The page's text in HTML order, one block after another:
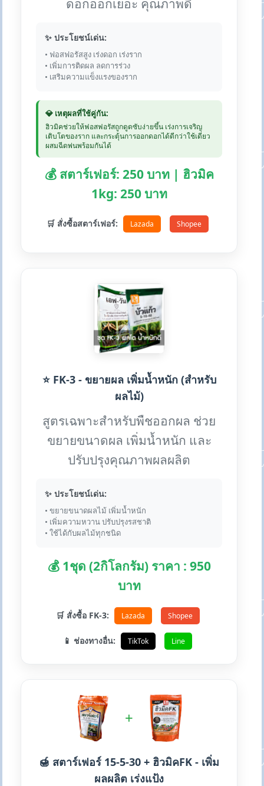
ดอกออกเยอะ คุณภาพดี
✨ ประโยชน์เด่น:
• ฟอสฟอรัสสูง เร่งดอก เร่งราก
• เพิ่มการติดผล ลดการร่วง
• เสริมความแข็งแรงของราก
💎 เหตุผลที่ใช้คู่กัน:
ฮิวมิคช่วยให้ฟอสฟอรัสถูกดูดซับง่ายขึ้น เร่งการเจริญ
เติบโตของราก และกระตุ้นการออกดอกได้ดีกว่าใช้เดี่ยว
ผสมฉีดพ่นพร้อมกันได้
💰 สตาร์เฟอร์: 250 บาท | ฮิวมิค
1kg: 250 บาท
🛒 สั่งซื้อสตาร์เฟอร์: Lazada Shopee
⭐ FK-3 - ขยายผล เพิ่มน้ำหนัก (สำหรับ
ผลไม้)
สูตรเฉพาะสำหรับพืชออกผล ช่วย
ขยายขนาดผล เพิ่มน้ำหนัก และ
ปรับปรุงคุณภาพผลผลิต
✨ ประโยชน์เด่น:
• ขยายขนาดผลไม้ เพิ่มน้ำหนัก
• เพิ่มความหวาน ปรับปรุงรสชาติ
• ใช้ได้กับผลไม้ทุกชนิด
💰 1ชุด (2กิโลกรัม) ราคา : 950
บาท
🛒 สั่งซื้อ FK-3: Lazada Shopee
📱 ช่องทางอื่น: TikTok Line
+
🍯 สตาร์เฟอร์ 15-5-30 + ฮิวมิคFK - เพิ่ม
ผลผลิต เร่งแป้ง